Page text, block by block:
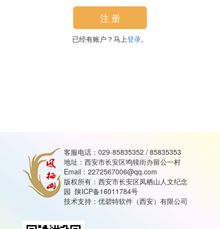
已经有账户？马上登录。
客服电话：029-85835352 / 85835353
地址：西安市长安区鸣犊街办留公一村
Email：2272567006@qq.com
版权所有：西安市长安区凤栖山人文纪念
园 陕ICP备16011784号
技术支持： 优碧特软件（西安）有限公司